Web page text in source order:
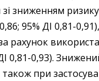
зниженням
95% ДІ 0,81-
рахунок
0,81-0,93).
також при